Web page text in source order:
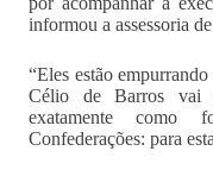
informou a assessoria
“Eles estão
Célio de Barros vai
exatamente
Confederações: para